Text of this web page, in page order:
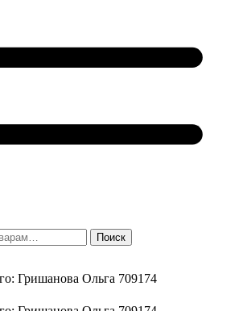
Поиск
Гришанова Ольга 709174